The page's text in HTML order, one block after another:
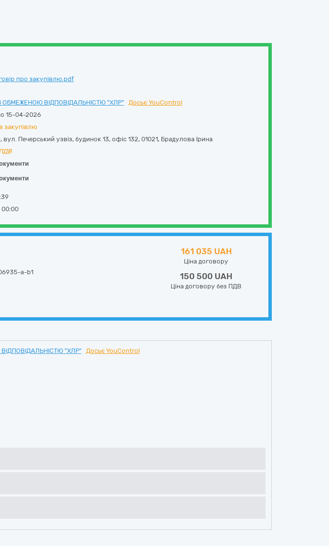
про закупівлю.pdf
ОБМЕЖЕНОЮ ВІДПОВІДАЛЬНІСТЮ "ХЛР"
Досьє YouControl
15-04-2026
закупівлю
, вул. Печерський узвіз, будинок 13, офіс 132, 01021, Брадулова Ірина
00:00
a-b1
161 035 UAH
Ціна договору
150 500 UAH
Ціна договору без ПДВ
"ХЛР"
Досьє YouControl